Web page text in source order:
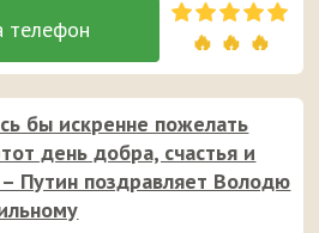
🔥 🔥 🔥
бы искренне пожелать
день добра, счастья и
Путин поздравляет Володю